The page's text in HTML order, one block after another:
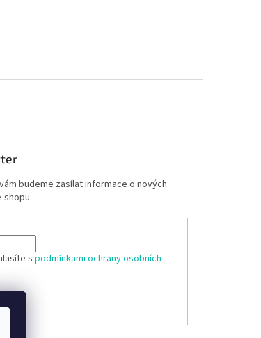
budeme zasílat informace o nových
shopu.
spodmínkami ochrany osobních